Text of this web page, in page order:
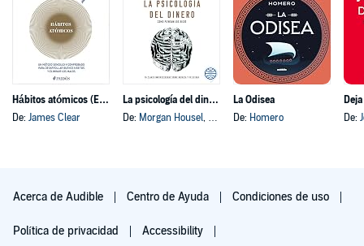
Hábitos atómicos (Español neutro)
De: James Clear
La psicología del dinero
De: Morgan Housel, y otros
La Odisea
De: Homero
De:
Acerca de Audible Centro de Ayuda Condiciones de uso
Política de privacidad Accessibility